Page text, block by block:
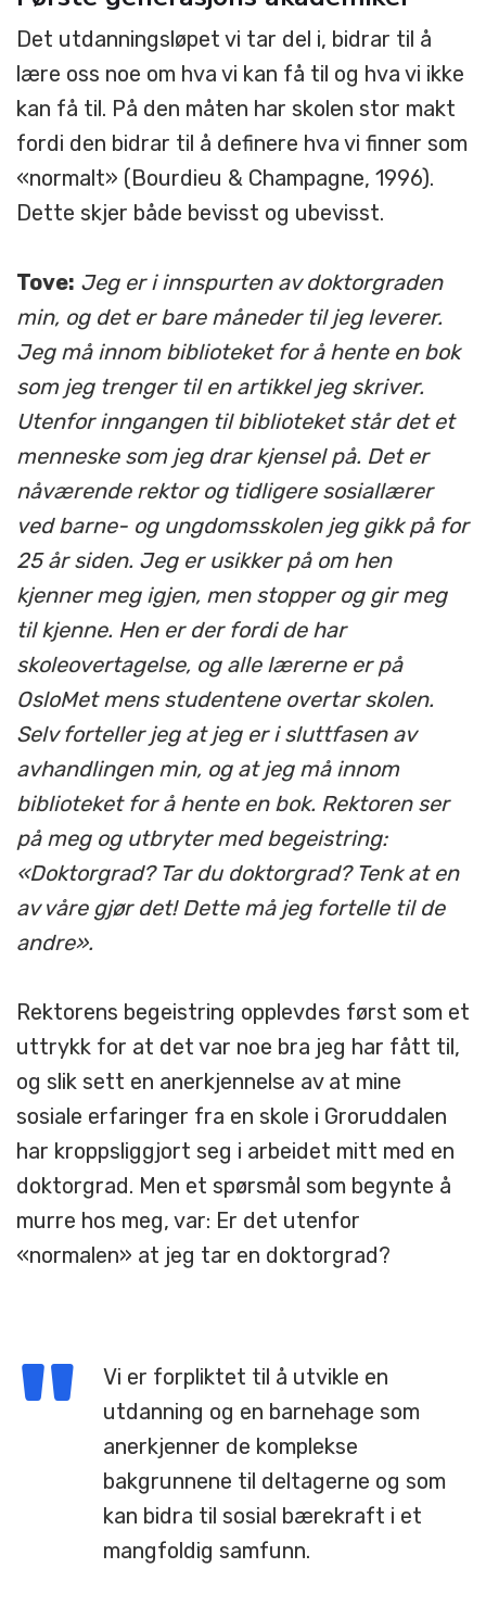
Det utdanningsløpet vi tar del i, bidrar til å
lære oss noe om hva vi kan få til og hva vi ikke
kan få til. På den måten har skolen stor makt
fordi den bidrar til å definere hva vi finner som
«normalt» (Bourdieu & Champagne, 1996).
Dette skjer både bevisst og ubevisst.
Tove: Jeg er i innspurten av doktorgraden
min, og det er bare måneder til jeg leverer.
Jeg må innom biblioteket for å hente en bok
som jeg trenger til en artikkel jeg skriver.
Utenfor inngangen til biblioteket står det et
menneske som jeg drar kjensel på. Det er
nåværende rektor og tidligere sosiallærer
ved barne- og ungdomsskolen jeg gikk på for
25 år siden. Jeg er usikker på om hen
kjenner meg igjen, men stopper og gir meg
til kjenne. Hen er der fordi de har
skoleovertagelse, og alle lærerne er på
OsloMet mens studentene overtar skolen.
Selv forteller jeg at jeg er i sluttfasen av
avhandlingen min, og at jeg må innom
biblioteket for å hente en bok. Rektoren ser
på meg og utbryter med begeistring:
«Doktorgrad? Tar du doktorgrad? Tenk at en
av våre gjør det! Dette må jeg fortelle til de
andre».
Rektorens begeistring opplevdes først som et
uttrykk for at det var noe bra jeg har fått til,
og slik sett en anerkjennelse av at mine
sosiale erfaringer fra en skole i Groruddalen
har kroppsliggjort seg i arbeidet mitt med en
doktorgrad. Men et spørsmål som begynte å
murre hos meg, var: Er det utenfor
«normalen» at jeg tar en doktorgrad?
Vi er forpliktet til å utvikle en
utdanning og en barnehage som
anerkjenner de komplekse
bakgrunnene til deltagerne og som
kan bidra til sosial bærekraft i et
mangfoldig samfunn.